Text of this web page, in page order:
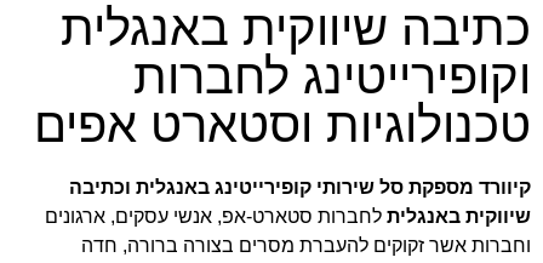
כתיבה שיווקית באנגלית
וקופירייטינג לחברות
טכנולוגיות וסטארט אפים
קיוורד מספקת סל שירותי קופירייטינג באנגלית וכתיבה
שיווקית באנגלית לחברות סטארט-אפ, אנשי עסקים, ארגונים
וחברות אשר זקוקים להעברת מסרים בצורה ברורה, חדה